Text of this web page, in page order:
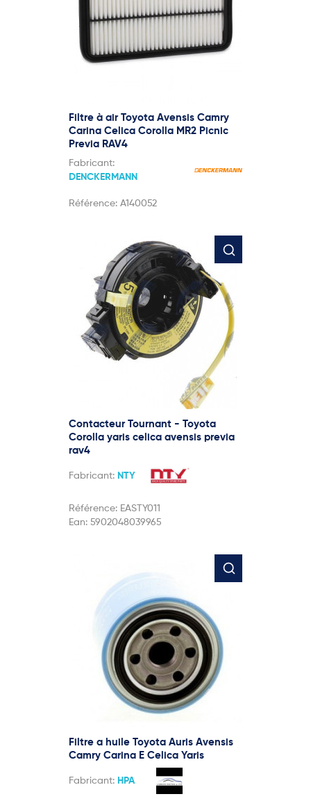
Filtre à air Toyota Avensis Camry
Carina Celica Corolla MR2 Picnic
Previa RAV4
Fabricant:
DENCKERMANN
Référence: A140052
Contacteur Tournant - Toyota
Corolla yaris celica avensis previa
rav4
Fabricant: NTY
Référence: EASTY011
Ean: 5902048039965
Filtre a huile Toyota Auris Avensis
Camry Carina E Celica Yaris
Fabricant: HPA